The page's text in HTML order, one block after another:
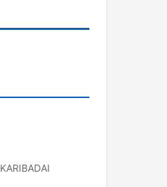
KARIBADAI